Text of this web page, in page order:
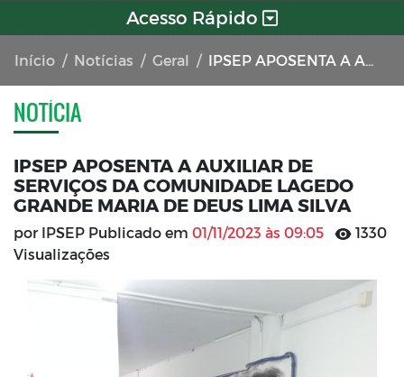
Acesso Rápido
Início Notícias Geral IPSEP APOSENTA A AUXILIAR DE SERVIÇOS DA COMUNIDADE LAGEDO GRANDE MARIA DE DEUS LIMA SILVA
NOTÍCIA
IPSEP APOSENTA A AUXILIAR DE
SERVIÇOS DA COMUNIDADE LAGEDO
GRANDE MARIA DE DEUS LIMA SILVA
por IPSEP Publicado em 01/11/2023 às 09:05
1330
Visualizações